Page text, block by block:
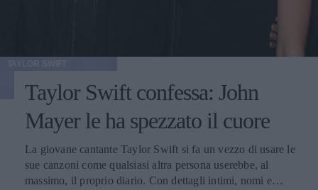
invitata a cena da Ashley Greene e Joe Jonas, che si dice si
sia improvvisato novello cuoco per la sua compagna.
Taylor Swift confessa: John
Mayer le ha spezzato il cuore
La giovane cantante Taylor Swift si fa un vezzo di usare le
sue canzoni come qualsiasi altra persona userebbe, al
massimo, il proprio diario. Con dettagli intimi, nomi e